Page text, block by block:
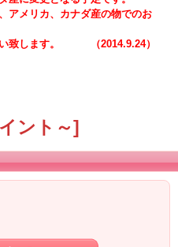
アメリカ、カナダ産の物でのお
い致します。 （2014.9.24）
ント～]